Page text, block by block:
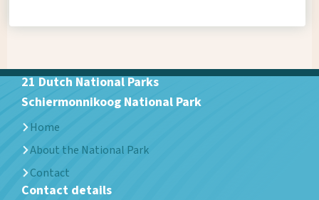
21 Dutch National Parks
Schiermonnikoog National Park
Home
About the National Park
Contact
Contact details